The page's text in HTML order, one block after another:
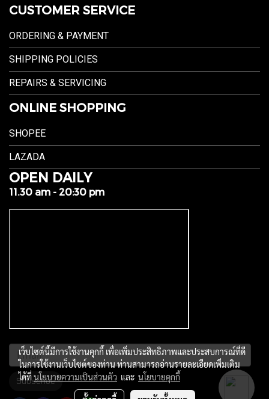
CUSTOMER SERVICE
ORDERING & PAYMENT
SHIPPING POLICIES
REPAIRS & SERVICING
ONLINE SHOPPING
SHOPEE
LAZADA
OPEN DAILY
11.30 am - 20:30 pm
Subscribe
เว็บไซต์นี้มีการใช้งานคุกกี้ เพื่อเพิ่มประสิทธิภาพและประสบการณ์ที่ดี
ในการใช้งานเว็บไซต์ของท่าน ท่านสามารถอ่านรายละเอียดเพิ่มเติม
ได้ที่นโยบายความเป็นส่วนตัว และ นโยบายคุกกี้